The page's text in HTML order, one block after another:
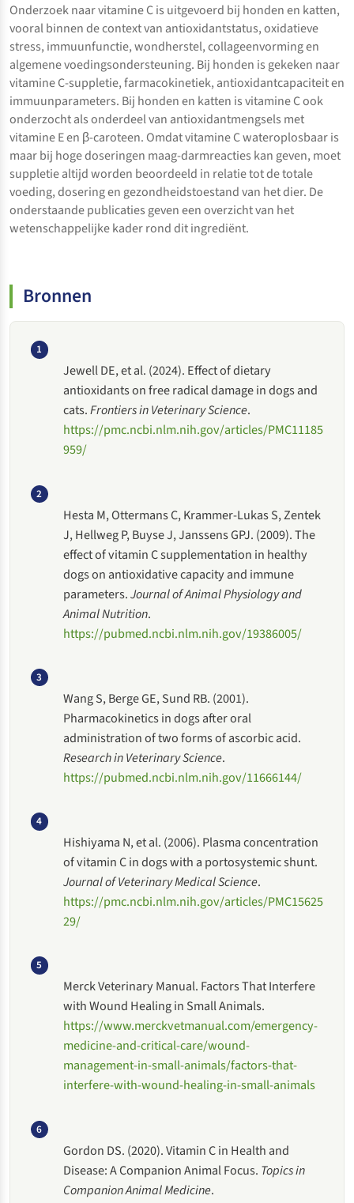
Onderzoek naar vitamine C is uitgevoerd bij honden en katten,
vooral binnen de context van antioxidantstatus, oxidatieve
stress, immuunfunctie, wondherstel, collageenvorming en
algemene voedingsondersteuning. Bij honden is gekeken naar
vitamine C-suppletie, farmacokinetiek, antioxidantcapaciteit en
immuunparameters. Bij honden en katten is vitamine C ook
onderzocht als onderdeel van antioxidantmengsels met
vitamine E en β-caroteen. Omdat vitamine C wateroplosbaar is
maar bij hoge doseringen maag-darmreacties kan geven, moet
suppletie altijd worden beoordeeld in relatie tot de totale
voeding, dosering en gezondheidstoestand van het dier. De
onderstaande publicaties geven een overzicht van het
wetenschappelijke kader rond dit ingrediënt.
Bronnen
1
Jewell DE, et al. (2024). Effect of dietary
antioxidants on free radical damage in dogs and
cats.Frontiers in Veterinary Science.
https://pmc.ncbi.nlm.nih.gov/articles/PMC11185
959/
2
Hesta M, Ottermans C, Krammer-Lukas S, Zentek
J, Hellweg P, Buyse J, Janssens GPJ. (2009). The
effect of vitamin C supplementation in healthy
dogs on antioxidative capacity and immune
parameters.Journal of Animal Physiology and
Animal Nutrition.
https://pubmed.ncbi.nlm.nih.gov/19386005/
3
Wang S, Berge GE, Sund RB. (2001).
Pharmacokinetics in dogs after oral
administration of two forms of ascorbic acid.
Research in Veterinary Science.
https://pubmed.ncbi.nlm.nih.gov/11666144/
4
Hishiyama N, et al. (2006). Plasma concentration
of vitamin C in dogs with a portosystemic shunt.
Journal of Veterinary Medical Science.
https://pmc.ncbi.nlm.nih.gov/articles/PMC15625
29/
5
Merck Veterinary Manual. Factors That Interfere
with Wound Healing in Small Animals.
https://www.merckvetmanual.com/emergency-
medicine-and-critical-care/wound-
management-in-small-animals/factors-that-
interfere-with-wound-healing-in-small-animals
6
Gordon DS. (2020). Vitamin C in Health and
Disease: A Companion Animal Focus. Topics in
Companion Animal Medicine.